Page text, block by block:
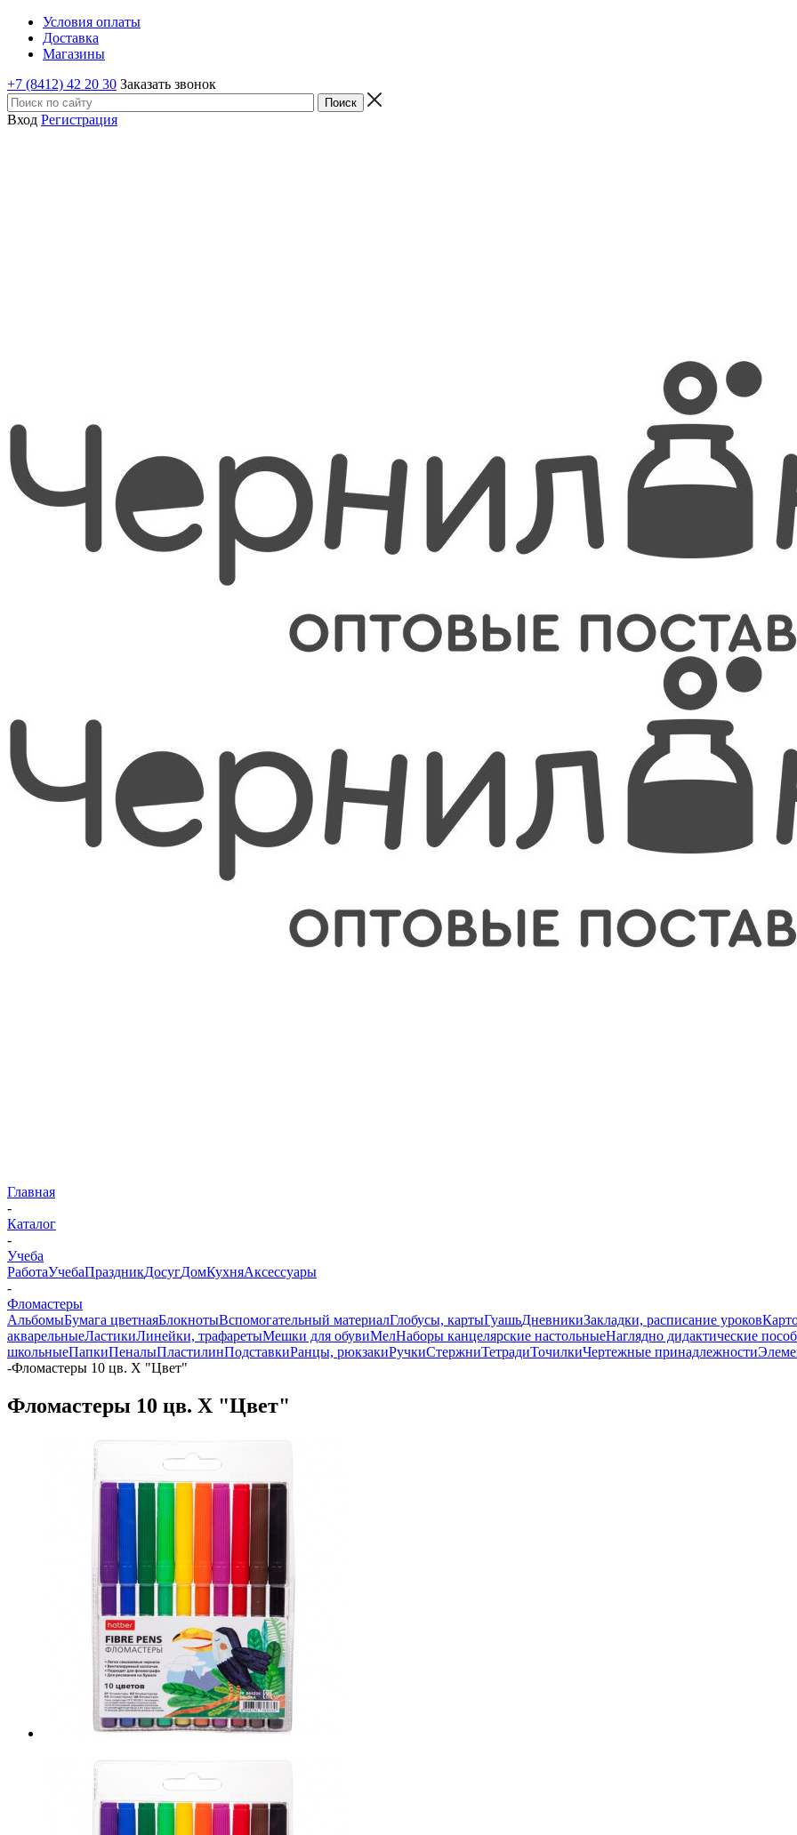
Условия оплаты
Доставка
Магазины
+7 (8412) 42 20 30 Заказать звонок
Вход Регистрация
Главная
-
Каталог
-
Учеба
РаботаУчебаПраздникДосугДомКухняАксессуары
-
Фломастеры
АльбомыБумага цветнаяБлокнотыВспомогательный материалГлобусы, картыГуашьДневникиЗакладки, расписание уроков
акварельныеЛастикиЛинейки, трафаретыМешки для обувиМелНаборы канцелярские настольныеНаглядно дидактические
школьныеПапкиПеналыПластилинПодставкиРанцы, рюкзакиРучкиСтержниТетрадиТочилкиЧертежные принадлежности
-Фломастеры 10 цв. Х "Цвет"
Фломастеры 10 цв. Х "Цвет"